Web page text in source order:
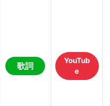
歌詞
YouTub
e